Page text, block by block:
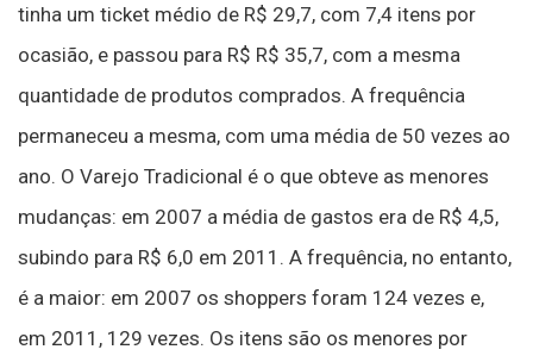
tinha um ticket médio de R$ 29,7, com 7,4 itens por
ocasião, e passou para R$ R$ 35,7, com a mesma
quantidade de produtos comprados. A frequência
permaneceu a mesma, com uma média de 50 vezes ao
ano. O Varejo Tradicional é o que obteve as menores
mudanças: em 2007 a média de gastos era de R$ 4,5,
subindo para R$ 6,0 em 2011. A frequência, no entanto,
é a maior: em 2007 os shoppers foram 124 vezes e,
em 2011, 129 vezes. Os itens são os menores por